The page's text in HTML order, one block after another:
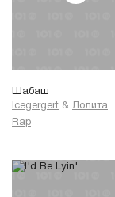
Шабаш
Icegergert & Лолита
Rap